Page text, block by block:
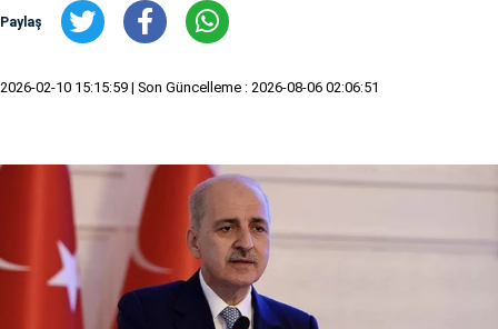
Paylaş
2026-02-10 15:15:59 | Son Güncelleme : 2026-08-06 02:06:51